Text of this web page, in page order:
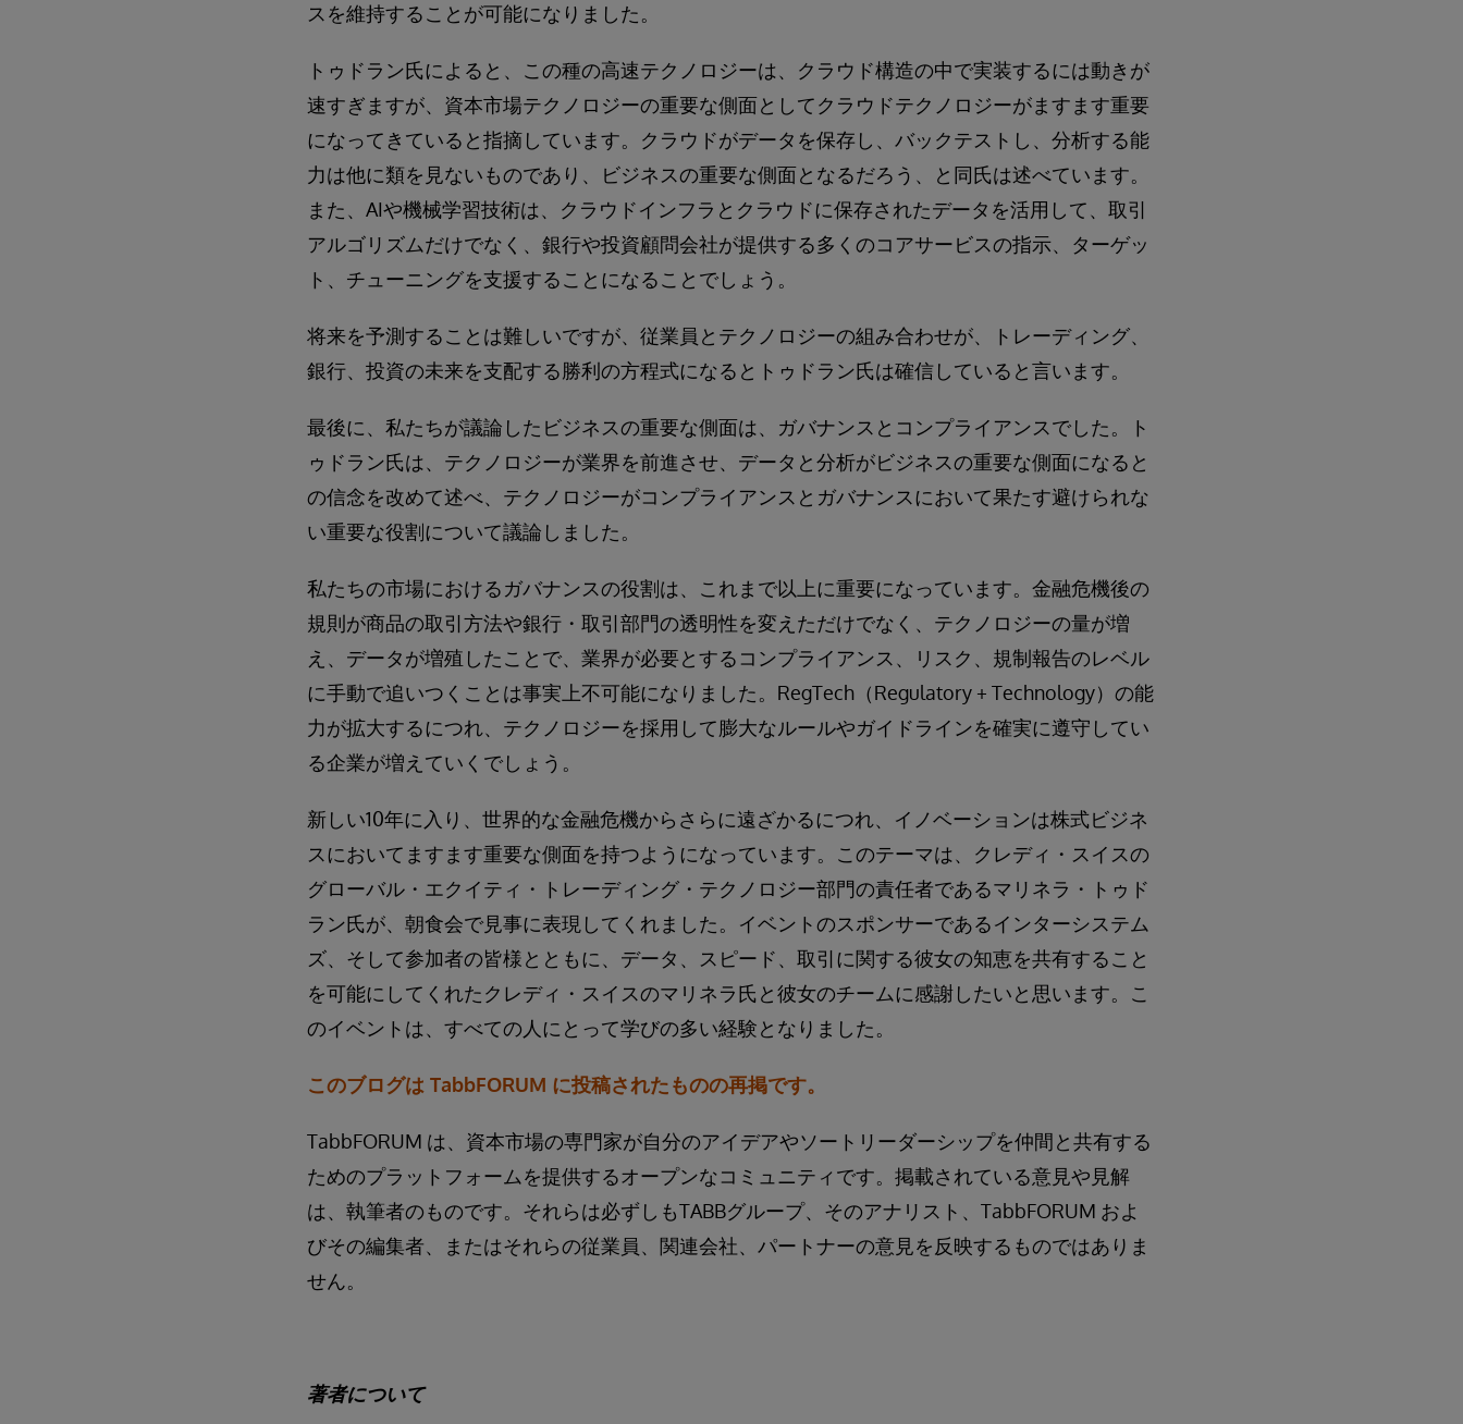
スを維持することが可能になりました。
トゥドラン氏によると、この種の高速テクノロジーは、クラウド構造の中で実装するには動きが
速すぎますが、資本市場テクノロジーの重要な側面としてクラウドテクノロジーがますます重要
になってきていると指摘しています。クラウドがデータを保存し、バックテストし、分析する能
力は他に類を見ないものであり、ビジネスの重要な側面となるだろう、と同氏は述べています。
また、AIや機械学習技術は、クラウドインフラとクラウドに保存されたデータを活用して、取引
アルゴリズムだけでなく、銀行や投資顧問会社が提供する多くのコアサービスの指示、ターゲッ
ト、チューニングを支援することになることでしょう。
将来を予測することは難しいですが、従業員とテクノロジーの組み合わせが、トレーディング、
銀行、投資の未来を支配する勝利の方程式になるとトゥドラン氏は確信していると言います。
最後に、私たちが議論したビジネスの重要な側面は、ガバナンスとコンプライアンスでした。ト
ゥドラン氏は、テクノロジーが業界を前進させ、データと分析がビジネスの重要な側面になると
の信念を改めて述べ、テクノロジーがコンプライアンスとガバナンスにおいて果たす避けられな
い重要な役割について議論しました。
私たちの市場におけるガバナンスの役割は、これまで以上に重要になっています。金融危機後の
規則が商品の取引方法や銀行・取引部門の透明性を変えただけでなく、テクノロジーの量が増
え、データが増殖したことで、業界が必要とするコンプライアンス、リスク、規制報告のレベル
に手動で追いつくことは事実上不可能になりました。RegTech（Regulatory + Technology）の能
力が拡大するにつれ、テクノロジーを採用して膨大なルールやガイドラインを確実に遵守してい
る企業が増えていくでしょう。
新しい10年に入り、世界的な金融危機からさらに遠ざかるにつれ、イノベーションは株式ビジネ
スにおいてますます重要な側面を持つようになっています。このテーマは、クレディ・スイスの
グローバル・エクイティ・トレーディング・テクノロジー部門の責任者であるマリネラ・トゥド
ラン氏が、朝食会で見事に表現してくれました。イベントのスポンサーであるインターシステム
ズ、そして参加者の皆様とともに、データ、スピード、取引に関する彼女の知恵を共有すること
を可能にしてくれたクレディ・スイスのマリネラ氏と彼女のチームに感謝したいと思います。こ
のイベントは、すべての人にとって学びの多い経験となりました。
このブログは TabbFORUM に投稿されたものの再掲です。
TabbFORUM は、資本市場の専門家が自分のアイデアやソートリーダーシップを仲間と共有する
ためのプラットフォームを提供するオープンなコミュニティです。掲載されている意見や見解
は、執筆者のものです。それらは必ずしもTABBグループ、そのアナリスト、TabbFORUM およ
びその編集者、またはそれらの従業員、関連会社、パートナーの意見を反映するものではありま
せん。
著者について